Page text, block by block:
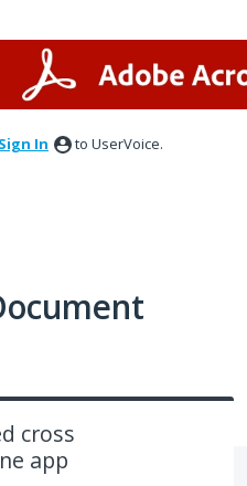
Sign In to UserVoice.
cross
app